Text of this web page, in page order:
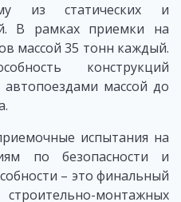
из статических и
В рамках приемки на
массой 35 тонн каждый.
конструкций
массой до
испытания на
по безопасности и
– это финальный
монтажных